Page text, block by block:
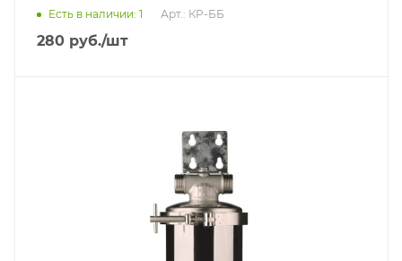
Есть в наличии: 1 Арт.: КР-ББ
280 руб./шт